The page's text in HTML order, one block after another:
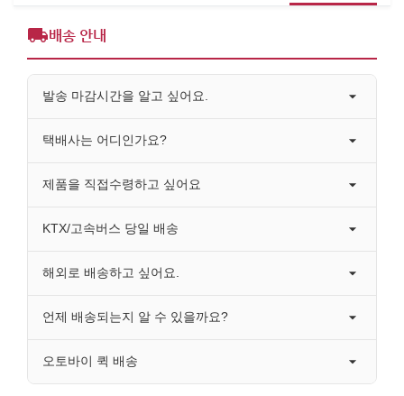
배송 안내
발송 마감시간을 알고 싶어요.
택배사는 어디인가요?
제품을 직접수령하고 싶어요
KTX/고속버스 당일 배송
해외로 배송하고 싶어요.
언제 배송되는지 알 수 있을까요?
오토바이 퀵 배송